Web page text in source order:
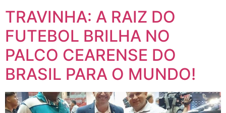
TRAVINHA: A RAIZ DO
FUTEBOL BRILHA NO
PALCO CEARENSE DO
BRASIL PARA O MUNDO!